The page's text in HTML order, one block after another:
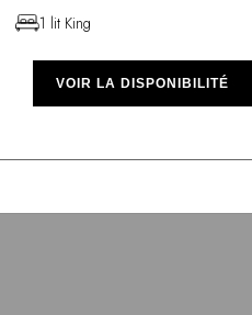
1 lit King
VOIR LA DISPONIBILITÉ